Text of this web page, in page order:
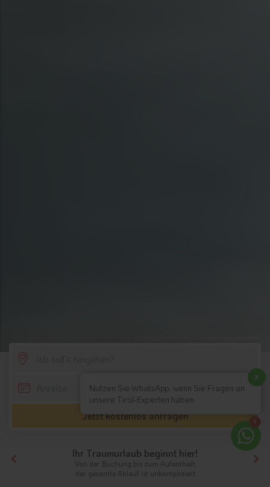
SCROLL DOWN
Jetzt kostenlos anfragen
Ihr Traumurlaub beginnt hier!
Von der Buchung bis zum Aufenthalt,
der gesamte Ablauf ist unkompliziert
1
Nutzen Sie WhatsApp, wenn Sie Fragen an
unsere Tirol-Experten haben
x